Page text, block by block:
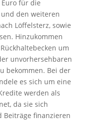
für die
den weiteren
Löffelsterz, sowie
Hinzukommen
um
unvorhersehbaren
bekommen. Bei der
es sich um eine
werden als
da sie sich
finanzieren